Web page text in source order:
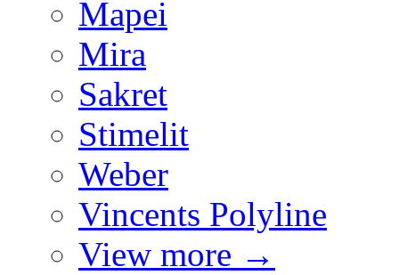
Mapei
Mira
Sakret
Stimelit
Weber
Vincents Polyline
View more →